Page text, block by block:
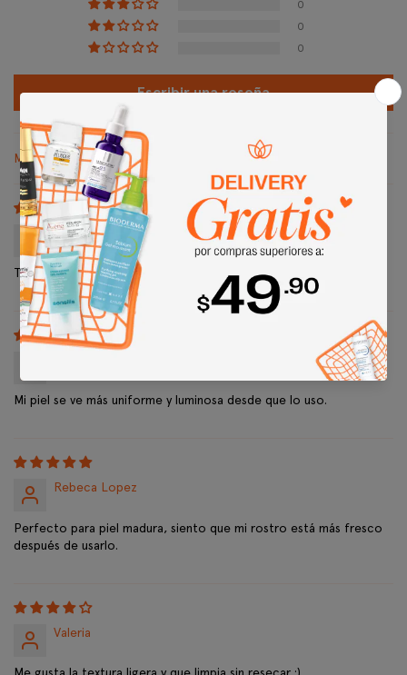
0
0
0
Escribir una reseña
Sort by
Nicole
Textura agradable, suave y deja sensación de frescura.
Mi piel se ve más uniforme y luminosa desde que lo uso.
Rebeca Lopez
Perfecto para piel madura, siento que mi rostro está más fresco
después de usarlo.
Valeria